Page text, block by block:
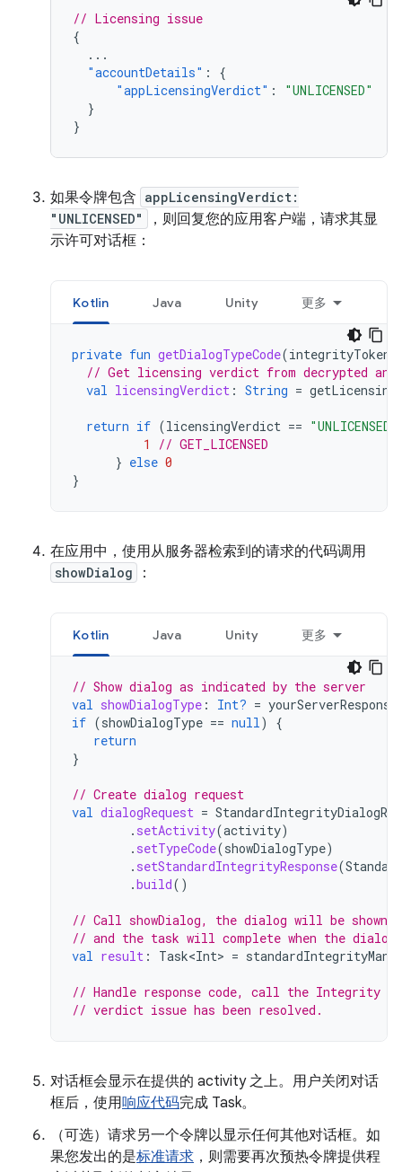
// Licensing issue
{
...
"accountDetails" :
{
"appLicensingVerdict" :
"UNLICENSED"
}
}
如果令牌包含 appLicensingVerdict:
"UNLICENSED"
，则回复您的应用客户端，请求其显
示许可对话框：
Kotlin Java Unity 更多
private fun getDialogTypeCode(integrityToken
// Get licensing verdict from decrypted
val licensingVerdict : String =
return if (licensingVerdict == "UNLICENSED"
1
// GET_LICENSED
} else 0
}
在应用中，使用从服务器检索到的请求的代码调用
showDialog ：
Kotlin Java Unity 更多
// Show dialog as indicated by the server
val showDialogType : Int? = yourServerResponse
if (showDialogType == null)
{
return
}
// Create dialog request
val dialogRequest =
. setActivity(activity)
. setTypeCode(showDialogType)
. setStandardIntegrityResponse(
.build()
// Call showDialog, the dialog will be
// and the task will complete when the
val result : Task<Int> =
// Handle response code, call the Integrity
// verdict issue has been resolved.
对话框会显示在提供的 activity 之上。用户关闭对话
框后，使用响应代码完成 Task。
（可选）请求另一个令牌以显示任何其他对话框。如
果您发出的是标准请求 ，则需要再次预热令牌提供程